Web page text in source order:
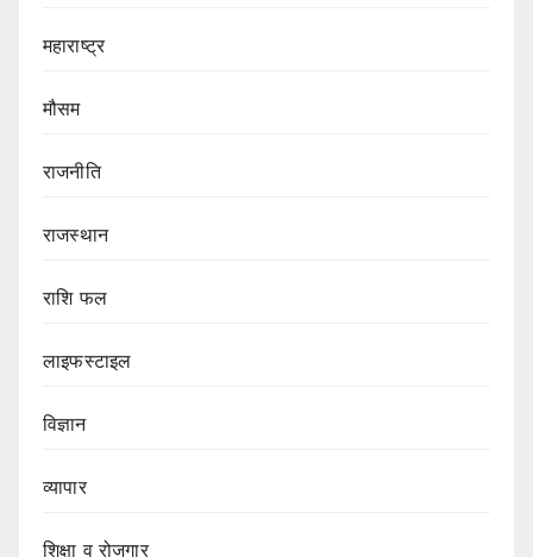
महाराष्ट्र
मौसम
राजनीति
राजस्थान
राशि फल
लाइफस्टाइल
विज्ञान
व्यापार
शिक्षा व रोजगार